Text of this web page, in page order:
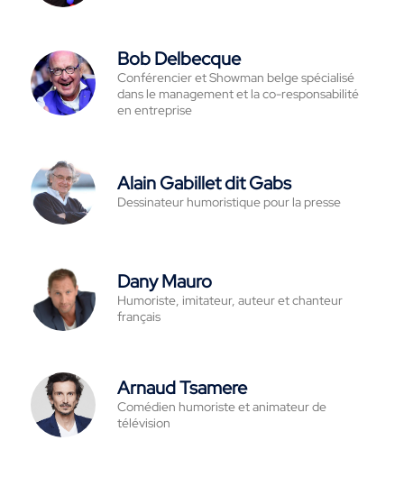
Bob Delbecque
Conférencier et Showman belge spécialisé
dans le management et la co-responsabilité
en entreprise
Alain Gabillet dit Gabs
Dessinateur humoristique pour la presse
Dany Mauro
Humoriste, imitateur, auteur et chanteur
français
Arnaud Tsamere
Comédien humoriste et animateur de
télévision